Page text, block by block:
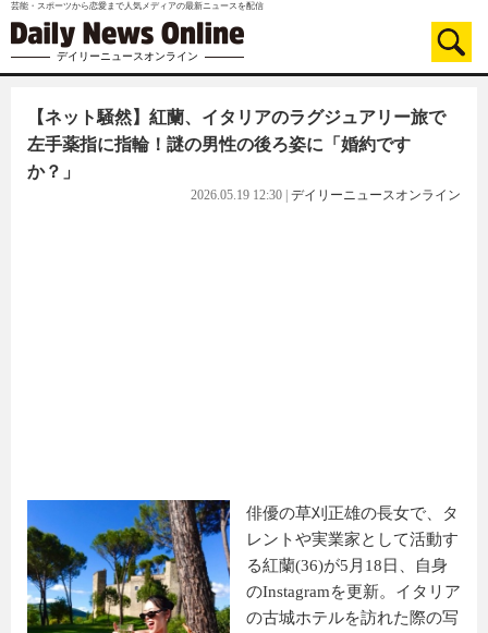
芸能・スポーツから恋愛まで人気メディアの最新ニュースを配信
デイリーニュースオンライン
【ネット騒然】紅蘭、イタリアのラグジュアリー旅で
左手薬指に指輪！謎の男性の後ろ姿に「婚約です
か？」
2026.05.19 12:30 デイリーニュースオンライン
俳優の草刈正雄の長女で、タ
レントや実業家として活動す
る紅蘭(36)が5月18日、自身
のInstagramを更新。イタリア
の古城ホテルを訪れた際の写